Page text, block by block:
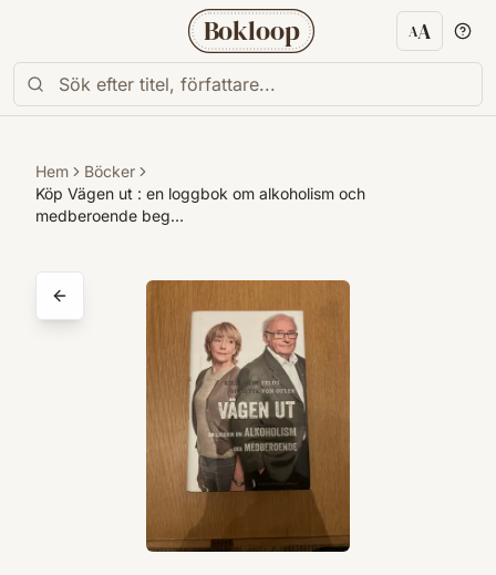
Bokloop AA
Hem
Böcker
Köp Vägen ut : en loggbok om alkoholism och
medberoende beg…